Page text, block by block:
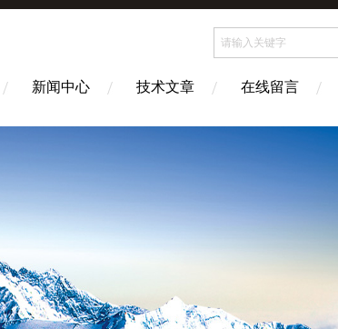
新闻中心 技术文章 在线留言